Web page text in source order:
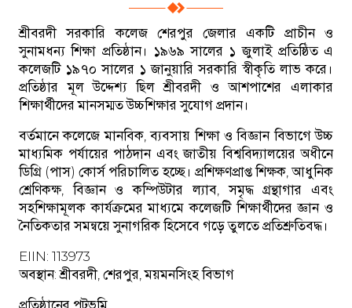
শ্রীবরদী সরকারি কলেজ শেরপুর জেলার একটি প্রাচীন ও
সুনামধন্য শিক্ষা প্রতিষ্ঠান। ১৯৬৯ সালের ১ জুলাই প্রতিষ্ঠিত এ
কলেজটি ১৯৭০ সালের ১ জানুয়ারি সরকারি স্বীকৃতি লাভ করে।
প্রতিষ্ঠার মূল উদ্দেশ্য ছিল শ্রীবরদী ও আশপাশের এলাকার
শিক্ষার্থীদের মানসম্মত উচ্চশিক্ষার সুযোগ প্রদান।
বর্তমানে কলেজে মানবিক, ব্যবসায় শিক্ষা ও বিজ্ঞান বিভাগে উচ্চ
মাধ্যমিক পর্যায়ের পাঠদান এবং জাতীয় বিশ্ববিদ্যালয়ের অধীনে
ডিগ্রি (পাস) কোর্স পরিচালিত হচ্ছে। প্রশিক্ষণপ্রাপ্ত শিক্ষক, আধুনিক
শ্রেণিকক্ষ, বিজ্ঞান ও কম্পিউটার ল্যাব, সমৃদ্ধ গ্রন্থাগার এবং
সহশিক্ষামূলক কার্যক্রমের মাধ্যমে কলেজটি শিক্ষার্থীদের জ্ঞান ও
নৈতিকতার সমন্বয়ে সুনাগরিক হিসেবে গড়ে তুলতে প্রতিশ্রুতিবদ্ধ।
EIIN: 113973
অবস্থান: শ্রীবরদী, শেরপুর, ময়মনসিংহ বিভাগ
প্রতিষ্ঠানের পটভূমি